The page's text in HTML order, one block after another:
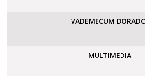
VADEMECUM
MULTIMEDIA